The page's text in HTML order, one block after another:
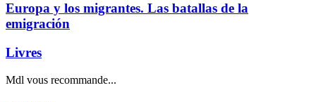
Europa y los migrantes. Las batallas de la
emigración
Livres
Mdl vous recommande...